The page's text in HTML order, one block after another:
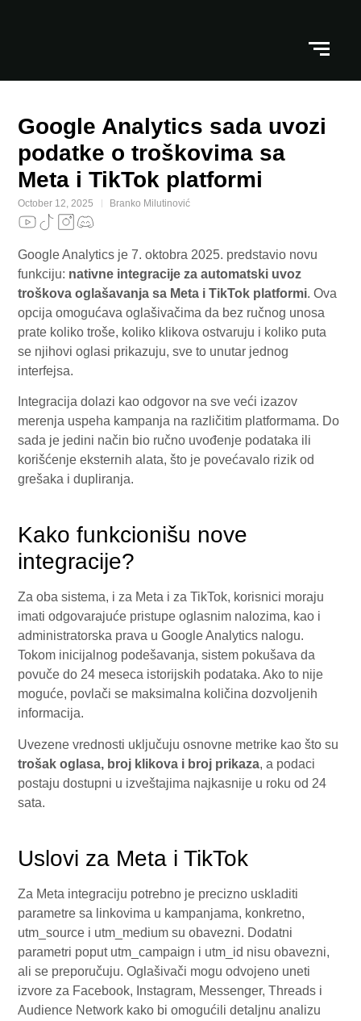
Google Analytics sada uvozi
podatke o troškovima sa
Meta i TikTok platformi
October 12, 2025 Branko Milutinović
Google Analytics je 7. oktobra 2025. predstavio novu
funkciju: nativne integracije za automatski uvoz
troškova oglašavanja sa Meta i TikTok platformi. Ova
opcija omogućava oglašivačima da bez ručnog unosa
prate koliko troše, koliko klikova ostvaruju i koliko puta
se njihovi oglasi prikazuju, sve to unutar jednog
interfejsa.
Integracija dolazi kao odgovor na sve veći izazov
merenja uspeha kampanja na različitim platformama. Do
sada je jedini način bio ručno uvođenje podataka ili
korišćenje eksternih alata, što je povećavalo rizik od
grešaka i dupliranja.
Kako funkcionišu nove
integracije?
Za oba sistema, i za Meta i za TikTok, korisnici moraju
imati odgovarajuće pristupe oglasnim nalozima, kao i
administratorska prava u Google Analytics nalogu.
Tokom inicijalnog podešavanja, sistem pokušava da
povuče do 24 meseca istorijskih podataka. Ako to nije
moguće, povlači se maksimalna količina dozvoljenih
informacija.
Uvezene vrednosti uključuju osnovne metrike kao što su
trošak oglasa, broj klikova i broj prikaza, a podaci
postaju dostupni u izveštajima najkasnije u roku od 24
sata.
Uslovi za Meta i TikTok
Za Meta integraciju potrebno je precizno uskladiti
parametre sa linkovima u kampanjama, konkretno,
utm_source i utm_medium su obavezni. Dodatni
parametri poput utm_campaign i utm_id nisu obavezni,
ali se preporučuju. Oglašivači mogu odvojeno uneti
izvore za Facebook, Instagram, Messenger, Threads i
Audience Network kako bi omogućili detaljnu analizu